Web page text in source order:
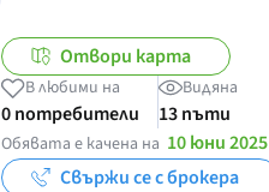
Отвори карта
В любими на
0 потребители
Видяна
13 пъти
Обявата е качена на 10 юни 2025
Свържи се с брокера